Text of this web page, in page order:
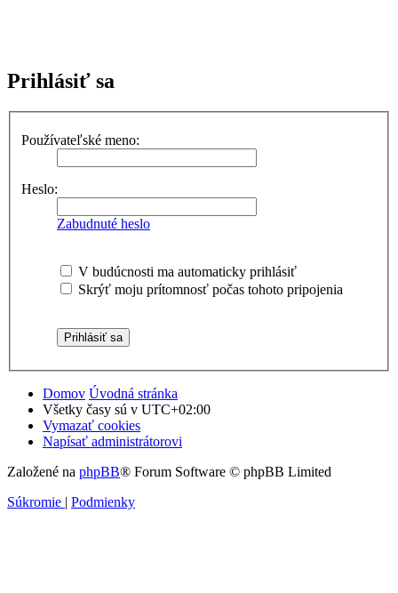
Prihlásiť sa
Používateľské meno:
Heslo:
Zabudnuté heslo
V budúcnosti ma automaticky prihlásiť
Skrýť moju prítomnosť počas tohoto pripojenia
Domov Úvodná stránka
Všetky časy sú v UTC+02:00
Vymazať cookies
Napísať administrátorovi
Založené na phpBB® Forum Software © phpBB Limited
Súkromie | Podmienky